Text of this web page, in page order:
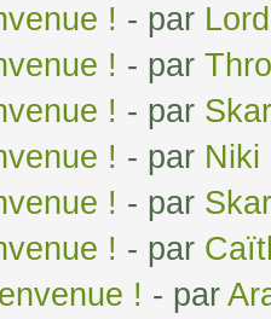
! - par
! - par
! - par
! - par Niki
! - par
! - par
! - par